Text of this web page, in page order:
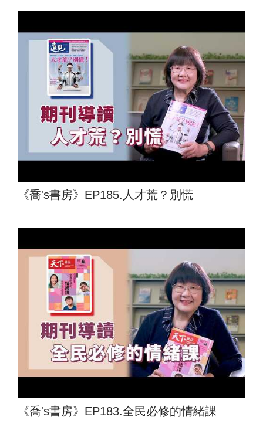
《喬's書房》EP185.人才荒？別慌
《喬's書房》EP183.全民必修的情緒課